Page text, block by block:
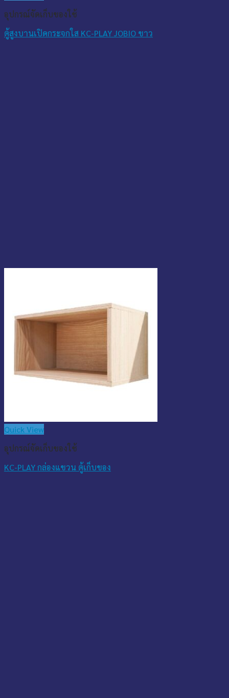
อุปกรณ์จัดเก็บของใช้
ตู้สูงบานเปิดกระจกใส KC-PLAY JOBIO ขาว
Quick View
อุปกรณ์จัดเก็บของใช้
KC-PLAY กล่องแขวน ตู้เก็บของ